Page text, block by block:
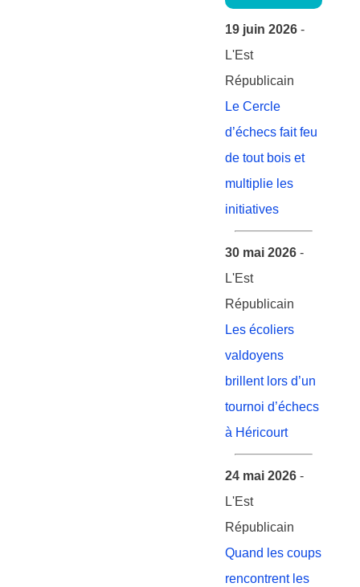
19 juin 2026 -
L'Est
Républicain
Le Cercle
d’échecs fait feu
de tout bois et
multiplie les
initiatives
30 mai 2026 -
L'Est
Républicain
Les écoliers
valdoyens
brillent lors d’un
tournoi d’échecs
à Héricourt
24 mai 2026 -
L'Est
Républicain
Quand les coups
rencontrent les